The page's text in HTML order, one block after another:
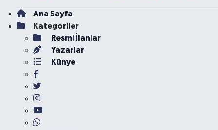
Ana Sayfa
Kategoriler
Resmi İlanlar
Yazarlar
Künye